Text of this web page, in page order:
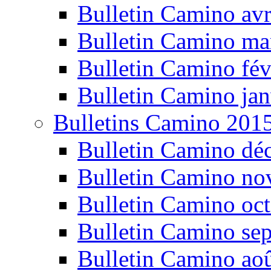
Bulletin Camino
Bulletin Camino
Bulletin Camino
Bulletin Camino
Bulletins Camino
Bulletin Camino
Bulletin Camino
Bulletin Camino
Bulletin Camino
Bulletin Camino